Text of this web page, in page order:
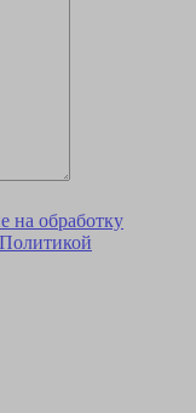
на обработку
Политикой